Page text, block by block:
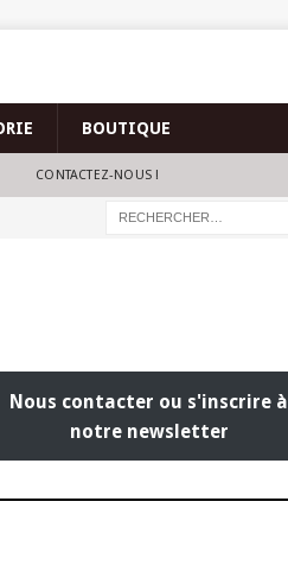
BOUTIQUE
CONTACTEZ-NOUS !
Nous contacter ou s'inscrire à
notre newsletter